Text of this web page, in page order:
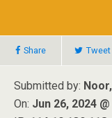
Share Tweet
Submitted by:
On: Jun 26, 2024